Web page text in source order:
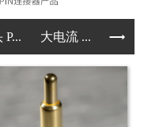
P... 大电流 ... 直立